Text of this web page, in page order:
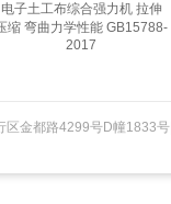
电子土工布综合强力机 拉伸
缩 弯曲力学性能 GB15788-
2017
区金都路4299号D幢1833号|